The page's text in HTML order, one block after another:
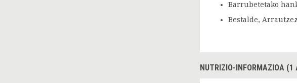
Barrubetetako
Bestalde,
NUTRIZIO-INFORMAZIOA (1